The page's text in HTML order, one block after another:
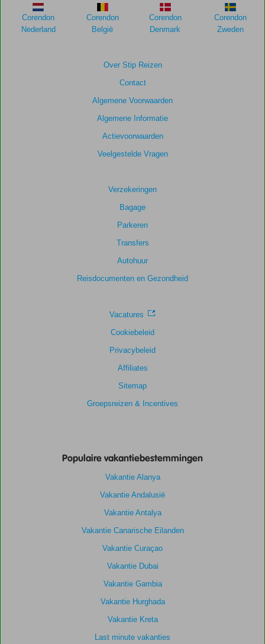
weergegeven
om
de
9,0
Kamers
8,5
Over Stip Reizen
Contact
Algemene Voorwaarden
Algemene Informatie
Actievoorwaarden
Veelgestelde Vragen
Verzekeringen
Bagage
Parkeren
Transfers
Autohuur
Reisdocumenten en Gezondheid
Vacatures
Cookiebeleid
Privacybeleid
Affiliates
Sitemap
Groepsreizen & Incentives
Corendon
Nederland
Corendon
België
Corendon
Denmark
Corendon
Zweden
Populaire vakantiebestemmingen
Vakantie Alanya
Vakantie Andalusië
Vakantie Antalya
Vakantie Canarische Eilanden
Vakantie Curaçao
Vakantie Dubai
Vakantie Gambia
Vakantie Hurghada
Vakantie Kreta
Last minute vakanties